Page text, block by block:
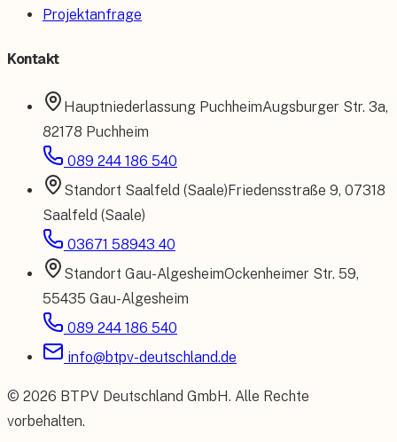
Projektanfrage
Kontakt
Hauptniederlassung PuchheimAugsburger Str. 3a,
82178 Puchheim
089 244 186 540
Standort Saalfeld (Saale)Friedensstraße 9, 07318
Saalfeld (Saale)
03671 58943 40
Standort Gau-AlgesheimOckenheimer Str. 59,
55435 Gau-Algesheim
089 244 186 540
info@btpv-deutschland.de
© 2026 BTPV Deutschland GmbH. Alle Rechte
vorbehalten.